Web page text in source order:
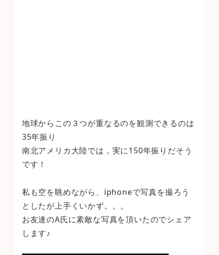
地球からこの３つが重なるのを観測できるのは
35年振り
南北アメリカ大陸では，実に150年振りだそう
です！
私も空を眺めながら、iphoneで写真を撮ろう
としたが上手くいかず。。。
お友達のA氏に素敵な写真を頂いたのでシェア
します♪